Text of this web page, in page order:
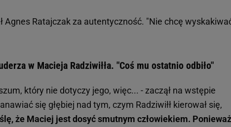
Agnes Ratajczak za autentyczność. "Nie chcę
w Macieja Radziwiłła. "Coś mu ostatnio odbiło"
który nie dotyczy jego, więc... - zaczął na wstępie
się głębiej nad tym, czym Radziwiłł kierował się,
że Maciej jest dosyć smutnym człowiekiem.